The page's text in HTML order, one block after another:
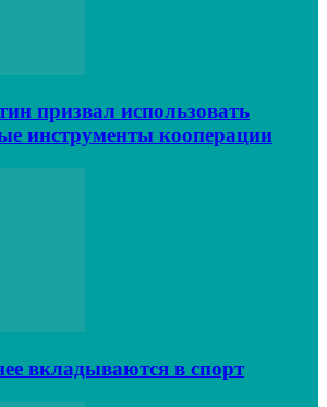
призвал использовать
инструменты кооперации
вкладываются в спорт